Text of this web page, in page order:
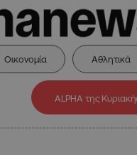
Οικονομία Αθλητικά
ALPHA της